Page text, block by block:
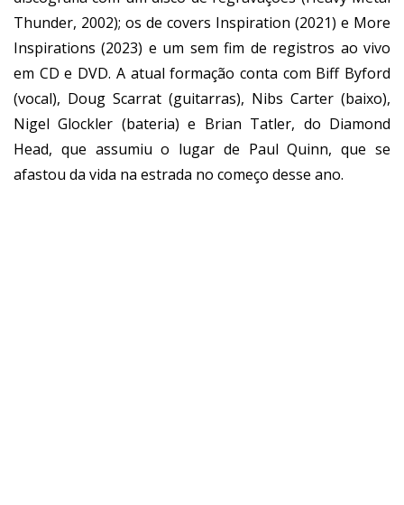
Thunder, 2002); os de covers Inspiration (2021) e More
Inspirations (2023) e um sem fim de registros ao vivo
em CD e DVD. A atual formação conta com Biff Byford
(vocal), Doug Scarrat (guitarras), Nibs Carter (baixo),
Nigel Glockler (bateria) e Brian Tatler, do Diamond
Head, que assumiu o lugar de Paul Quinn, que se
afastou da vida na estrada no começo desse ano.